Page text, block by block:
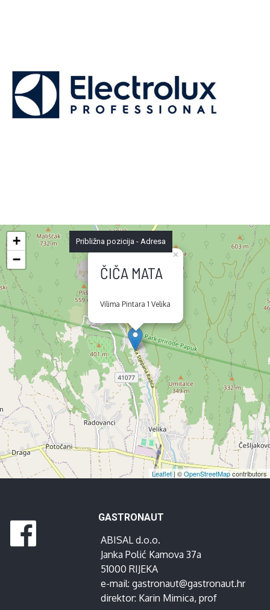
ČIČA MATA
Vilima Pintara 1 Velika
×
+
−
Leaflet | ©OpenStreetMapcontributors
Približna pozicija - Adresa
GASTRONAUT
ABISAL d.o.o.
Janka Polić Kamova 37a
51000 RIJEKA
e-mail: gastronaut@gastronaut.hr
direktor: Karin Mimica, prof